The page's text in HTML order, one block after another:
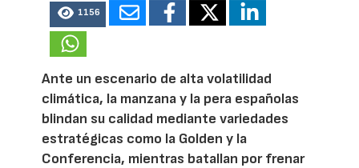
1156
Ante un escenario de alta volatilidad
climática, la manzana y la pera españolas
blindan su calidad mediante variedades
estratégicas como la Golden y la
Conferencia, mientras batallan por frenar